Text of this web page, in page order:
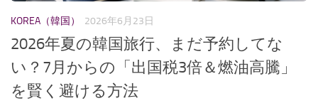
KOREA（韓国） 2026年6月23日
2026年夏の韓国旅行、まだ予約してな
い？7月からの「出国税3倍＆燃油高騰」
を賢く避ける方法